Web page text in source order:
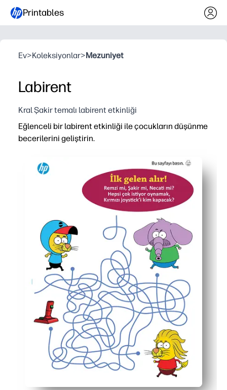
Printables
Ev>Koleksiyonlar>Mezuniyet
Labirent
Kral Şakir temalı labirent etkinliği
Eğlenceli bir labirent etkinliği ile çocukların düşünme
becerilerini geliştirin.